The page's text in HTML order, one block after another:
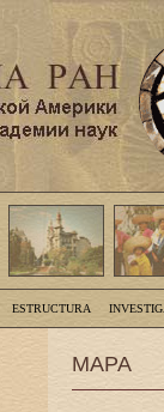
ESTRUCTURA
MAPA